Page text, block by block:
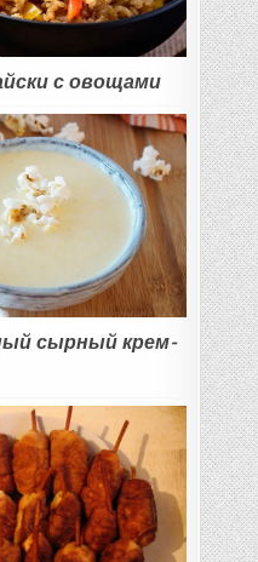
с овощами
сырный крем-